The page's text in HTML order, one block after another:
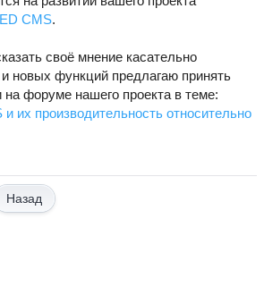
CMS.
своё мнение касательно
и новых функций предлагаю принять
форуме нашего проекта в теме:
их производительность относительно
Назад